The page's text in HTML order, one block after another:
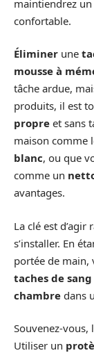
maintiendrez
confortable.
Éliminer une
mousse à
tâche ardue,
produits, il est
propre et sans
maison comme
blanc, ou que
comme un
avantages.
La clé est
s’installer. En
portée de main,
taches de sang
chambre dans
Souvenez-
Utiliser un